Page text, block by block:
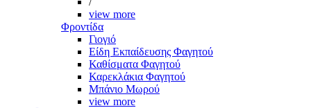
view more
Φροντίδα
Γιογιό
Είδη Εκπαίδευσης Φαγητού
Καθίσματα Φαγητού
Καρεκλάκια Φαγητού
Μπάνιο Μωρού
view more